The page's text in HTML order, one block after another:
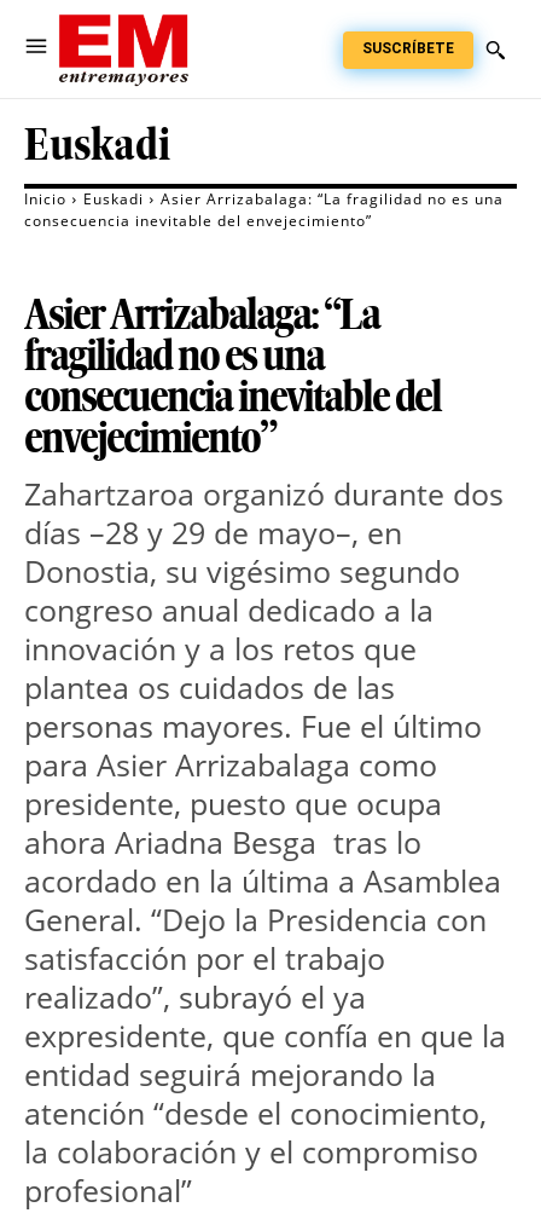
SUSCRÍBETE
Euskadi
Inicio Euskadi
Asier Arrizabalaga: “La fragilidad no es una
consecuencia inevitable del envejecimiento”
Asier Arrizabalaga: “La
fragilidad no es una
consecuencia inevitable del
envejecimiento”
Zahartzaroa organizó durante dos
días –28 y 29 de mayo–, en
Donostia, su vigésimo segundo
congreso anual dedicado a la
innovación y a los retos que
plantea os cuidados de las
personas mayores. Fue el último
para Asier Arrizabalaga como
presidente, puesto que ocupa
ahora Ariadna Besga  tras lo
acordado en la última a Asamblea
General. “Dejo la Presidencia con
satisfacción por el trabajo
realizado”, subrayó el ya
expresidente, que confía en que la
entidad seguirá mejorando la
atención “desde el conocimiento,
la colaboración y el compromiso
profesional”